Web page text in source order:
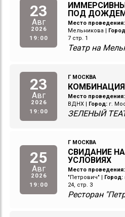
23
Авг
2026
19:00
ПОД
Место проведения:
Мельникова
7 стр. 1
Театр на
23
Авг
2026
19:00
Г МОСКВА
КОМБИНАЦИЯ
Место проведения:
ВДНХ | Город: г.
ЗЕЛЕНЫЙ
25
Авг
2026
19:00
Г МОСКВА
СВИДАНИЕ
УСЛОВИЯХ
Место проведения:
"Петрович"
Город:
24, стр. 3
Ресторан